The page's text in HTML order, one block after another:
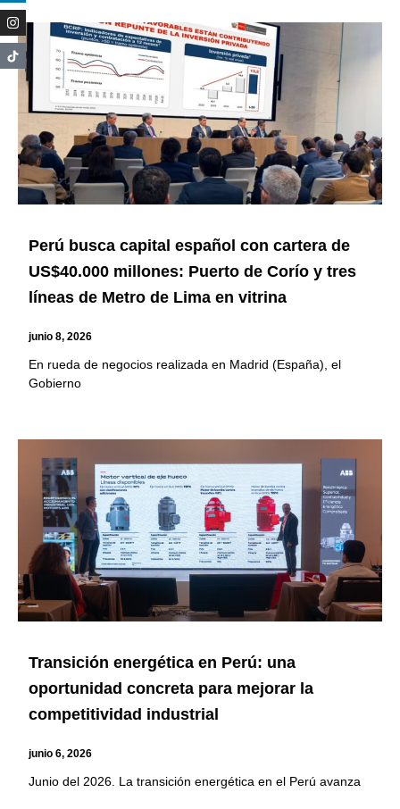
Perú busca capital español con cartera de
US$40.000 millones: Puerto de Corío y tres
líneas de Metro de Lima en vitrina
junio 8, 2026
En rueda de negocios realizada en Madrid (España), el
Gobierno
Transición energética en Perú: una
oportunidad concreta para mejorar la
competitividad industrial
junio 6, 2026
Junio del 2026. La transición energética en el Perú avanza